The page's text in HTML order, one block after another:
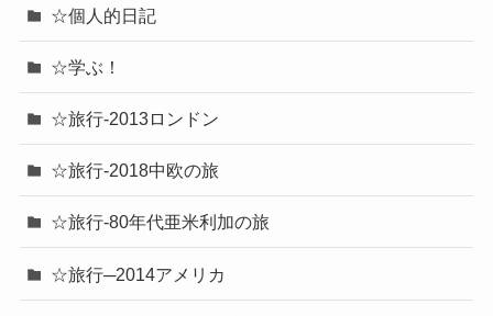
☆個人的日記
☆学ぶ！
☆旅行-2013ロンドン
☆旅行-2018中欧の旅
☆旅行-80年代亜米利加の旅
☆旅行─2014アメリカ